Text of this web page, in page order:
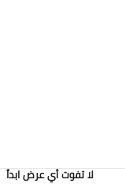
لا تفوت أي عرض ابداً